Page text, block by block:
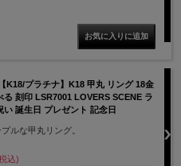
K18/プラチナ】K18 甲丸 リング 18金
る 刻印 LSR7001 LOVERS SCENE ラ
い 誕生日 プレゼント 記念日
ルな甲丸リング。
込)